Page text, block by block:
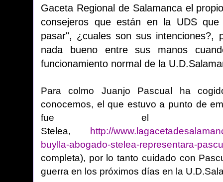
Gaceta Regional de Salamanca el
consejeros que están en la UDS
pasar", ¿cuales son sus intenciones?,
nada bueno entre sus manos
funcionamiento normal de la
Para colmo Juanjo Pascual ha
conocemos, el que estuvo a punto de
fue el
Stelea,
http://
buylla-abogado-stelea-representara-
completa), por lo tanto cuidado con
guerra en los próximos días en la